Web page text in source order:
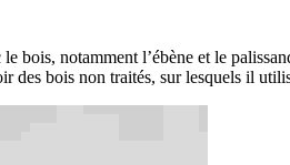
notamment l’ébène et le
des bois non traités, sur lesquels il